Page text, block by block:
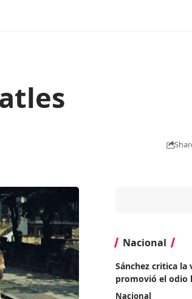
Nacional
Sánchez critica
promovió el odio
Nacional